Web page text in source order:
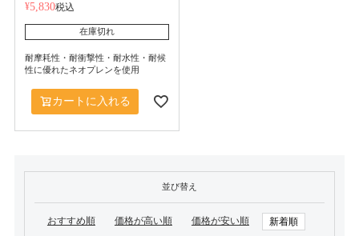
¥5,830税込
在庫切れ
耐摩耗性・耐衝撃性・耐水性・耐候
性に優れたネオプレンを使用
カートに入れる
並び替え
おすすめ順 価格が高い順 価格が安い順 新着順